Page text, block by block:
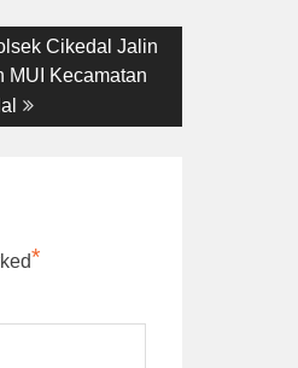
Cikedal Jalin
MUI Kecamatan
*